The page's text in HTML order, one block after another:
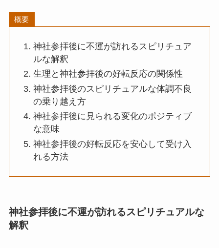
概要
神社参拝後に不運が訪れるスピリチュア
ルな解釈
生理と神社参拝後の好転反応の関係性
神社参拝後のスピリチュアルな体調不良
の乗り越え方
神社参拝後に見られる変化のポジティブ
な意味
神社参拝後の好転反応を安心して受け入
れる方法
神社参拝後に不運が訪れるスピリチュアルな
解釈